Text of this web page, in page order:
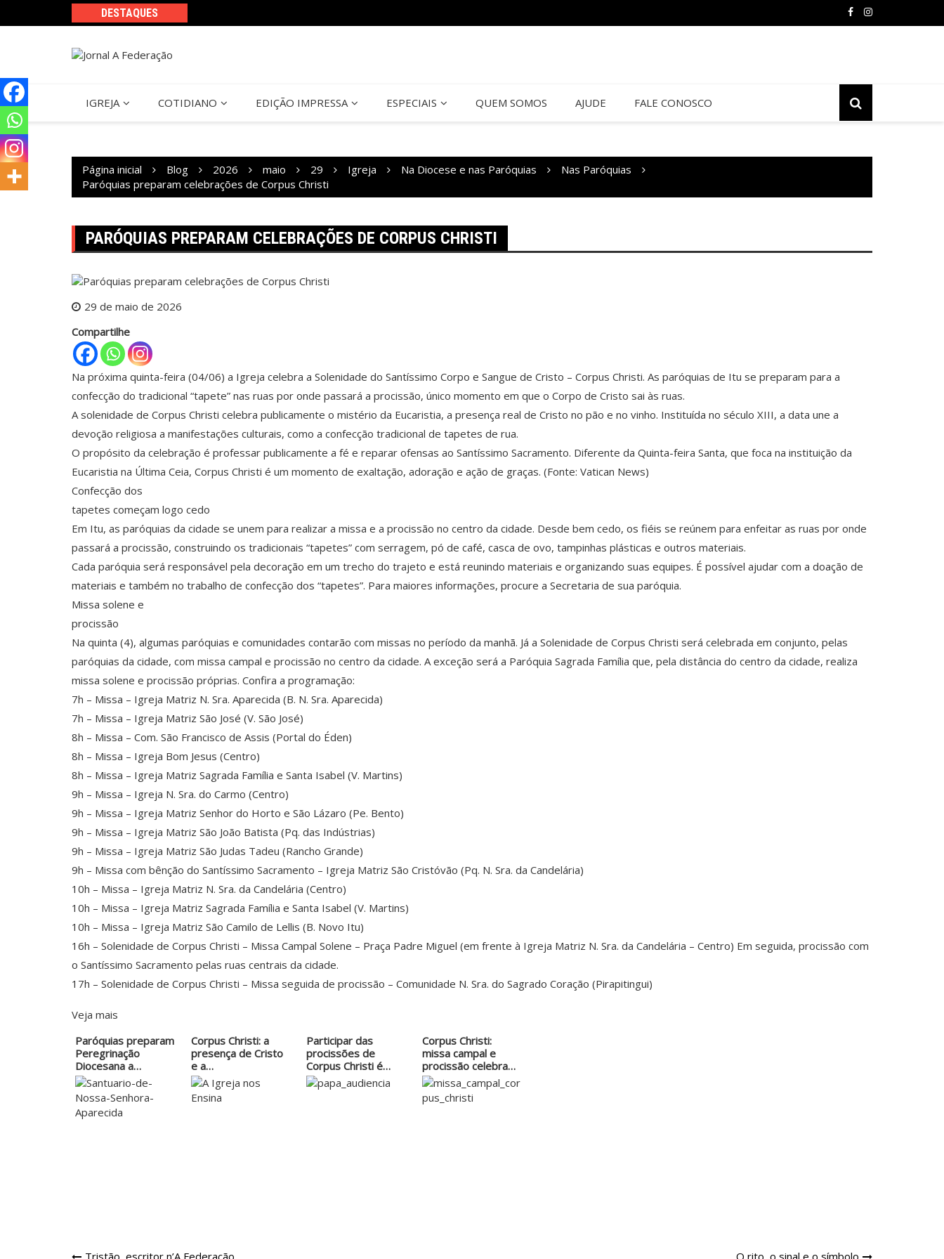
DESTAQUES
IGREJA COTIDIANO EDIÇÃO IMPRESSA ESPECIAIS QUEM SOMOS AJUDE FALE CONOSCO
Página inicial Blog 2026 maio 29 Igreja Na Diocese e nas Paróquias
Nas Paróquias
Paróquias preparam celebrações de Corpus Christi
PARÓQUIAS PREPARAM CELEBRAÇÕES DE CORPUS CHRISTI
29 de maio de 2026
Compartilhe
Na próxima quinta-feira (04/06) a Igreja celebra a Solenidade do Santíssimo Corpo e Sangue de Cristo – Corpus Christi. As paróquias de Itu se preparam para a
confecção do tradicional “tapete” nas ruas por onde passará a procissão, único momento em que o Corpo de Cristo sai às ruas.
A solenidade de Corpus Christi celebra publicamente o mistério da Eucaristia, a presença real de Cristo no pão e no vinho. Instituída no século XIII, a data une a
devoção religiosa a manifestações culturais, como a confecção tradicional de tapetes de rua.
O propósito da celebração é professar publicamente a fé e reparar ofensas ao Santíssimo Sacramento. Diferente da Quinta-feira Santa, que foca na instituição da
Eucaristia na Última Ceia, Corpus Christi é um momento de exaltação, adoração e ação de graças. (Fonte: Vatican News)
Confecção dos
tapetes começam logo cedo
Em Itu, as paróquias da cidade se unem para realizar a missa e a procissão no centro da cidade. Desde bem cedo, os fiéis se reúnem para enfeitar as ruas por onde
passará a procissão, construindo os tradicionais “tapetes” com serragem, pó de café, casca de ovo, tampinhas plásticas e outros materiais.
Cada paróquia será responsável pela decoração em um trecho do trajeto e está reunindo materiais e organizando suas equipes. É possível ajudar com a doação de
materiais e também no trabalho de confecção dos “tapetes”. Para maiores informações, procure a Secretaria de sua paróquia.
Missa solene e
procissão
Na quinta (4), algumas paróquias e comunidades contarão com missas no período da manhã. Já a Solenidade de Corpus Christi será celebrada em conjunto, pelas
paróquias da cidade, com missa campal e procissão no centro da cidade. A exceção será a Paróquia Sagrada Família que, pela distância do centro da cidade, realiza
missa solene e procissão próprias. Confira a programação:
7h – Missa – Igreja Matriz N. Sra. Aparecida (B. N. Sra. Aparecida)
7h – Missa – Igreja Matriz São José (V. São José)
8h – Missa – Com. São Francisco de Assis (Portal do Éden)
8h – Missa – Igreja Bom Jesus (Centro)
8h – Missa – Igreja Matriz Sagrada Família e Santa Isabel (V. Martins)
9h – Missa – Igreja N. Sra. do Carmo (Centro)
9h – Missa – Igreja Matriz Senhor do Horto e São Lázaro (Pe. Bento)
9h – Missa – Igreja Matriz São João Batista (Pq. das Indústrias)
9h – Missa – Igreja Matriz São Judas Tadeu (Rancho Grande)
9h – Missa com bênção do Santíssimo Sacramento – Igreja Matriz São Cristóvão (Pq. N. Sra. da Candelária)
10h – Missa – Igreja Matriz N. Sra. da Candelária (Centro)
10h – Missa – Igreja Matriz Sagrada Família e Santa Isabel (V. Martins)
10h – Missa – Igreja Matriz São Camilo de Lellis (B. Novo Itu)
16h – Solenidade de Corpus Christi – Missa Campal Solene – Praça Padre Miguel (em frente à Igreja Matriz N. Sra. da Candelária – Centro) Em seguida, procissão com
o Santíssimo Sacramento pelas ruas centrais da cidade.
17h – Solenidade de Corpus Christi – Missa seguida de procissão – Comunidade N. Sra. do Sagrado Coração (Pirapitingui)
Veja mais
Paróquias preparam
Peregrinação
Diocesana a
Aparecida
Corpus Christi: a
presença de Cristo
e a…
Participar das
procissões de
Corpus Christi é
um…
Corpus Christi:
missa campal e
procissão celebram
a…
Tristão, escritor n’A Federação O rito, o sinal e o símbolo